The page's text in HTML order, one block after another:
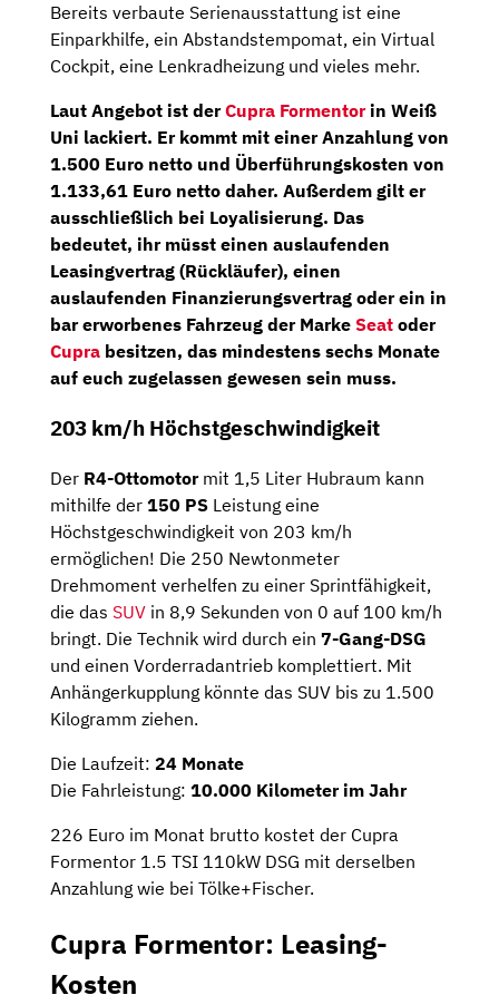
Bereits verbaute Serienausstattung ist eine
Einparkhilfe, ein Abstandstempomat, ein Virtual
Cockpit, eine Lenkradheizung und vieles mehr.
Laut Angebot ist derCupra Formentorin Weiß
Uni lackiert. Er kommt mit einerAnzahlung von
1.500 Euro netto und Überführungskosten von
1.133,61 Euro netto daher. Außerdem gilt er
ausschließlich bei Loyalisierung. Das
bedeutet, ihr müsst einen auslaufenden
Leasingvertrag (Rückläufer), einen
auslaufenden Finanzierungsvertrag oder ein in
bar erworbenes Fahrzeug der Marke Seat oder
Cupra besitzen, das mindestens sechs Monate
auf euch zugelassen gewesen sein muss.
203 km/h Höchstgeschwindigkeit
Der R4-Ottomotormit 1,5 Liter Hubraum kann
mithilfe der 150 PS Leistung eine
Höchstgeschwindigkeit von 203 km/h
ermöglichen! Die 250 Newtonmeter
Drehmoment verhelfen zu einer Sprintfähigkeit,
die das SUV in 8,9 Sekunden von 0 auf 100 km/h
bringt. Die Technik wird durch ein 7-Gang-DSG
und einen Vorderradantrieb komplettiert. Mit
Anhängerkupplung könnte das SUV bis zu 1.500
Kilogramm ziehen.
Die Laufzeit: 24 Monate
Die Fahrleistung: 10.000 Kilometer im Jahr
226 Euro im Monat brutto kostet der Cupra
Formentor 1.5 TSI 110kW DSG mit derselben
Anzahlung wie bei Tölke+Fischer.
Cupra Formentor: Leasing-
Kosten